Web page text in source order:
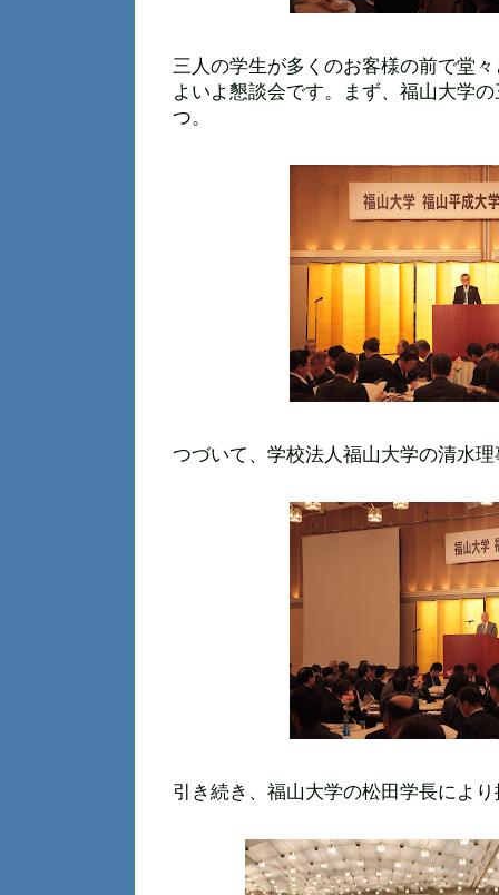
三人の学生が多くのお客様の前で堂
よいよ懇談会です。まず、福山大学
つ。
つづいて、学校法人福山大学の清水
引き続き、福山大学の松田学長によ